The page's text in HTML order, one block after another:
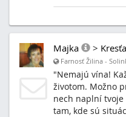
Majka >
Farnosť Žilina -
"Nemajú vína!
životom. Možno
nech naplní tvoje
tam, kde sú